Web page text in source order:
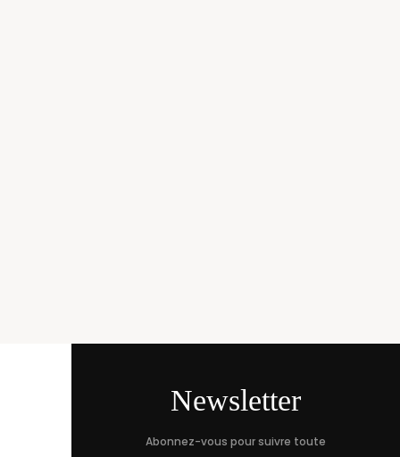
Newsletter
Abonnez-vous pour suivre toute